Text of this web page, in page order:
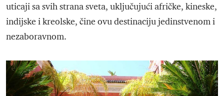
uticaji sa svih strana sveta, uključujući afričke, kineske,
indijske i kreolske, čine ovu destinaciju jedinstvenom i
nezaboravnom.